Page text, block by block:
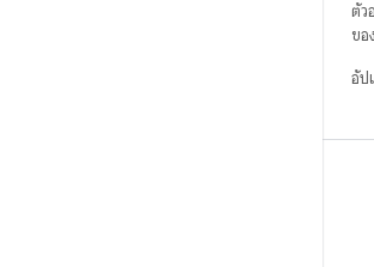
ตัว
ขอ
อัป